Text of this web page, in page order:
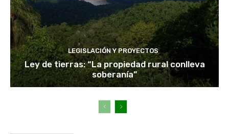
LEGISLACIÓN Y PROYECTOS
Ley de tierras: “La propiedad rural conlleva
soberanía”